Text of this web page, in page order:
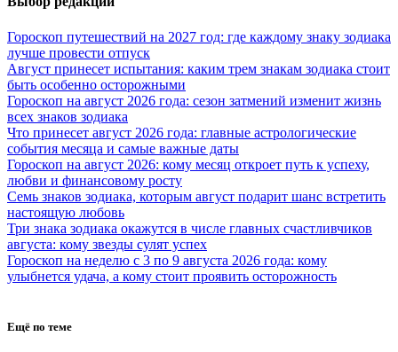
Гороскоп путешествий на 2027 год: где каждому знаку зодиака
лучше провести отпуск
Август принесет испытания: каким трем знакам зодиака стоит
быть особенно осторожными
Гороскоп на август 2026 года: сезон затмений изменит жизнь
всех знаков зодиака
Что принесет август 2026 года: главные астрологические
события месяца и самые важные даты
Гороскоп на август 2026: кому месяц откроет путь к успеху,
любви и финансовому росту
Семь знаков зодиака, которым август подарит шанс встретить
настоящую любовь
Три знака зодиака окажутся в числе главных счастливчиков
августа: кому звезды сулят успех
Гороскоп на неделю с 3 по 9 августа 2026 года: кому
улыбнется удача, а кому стоит проявить осторожность
Ещё по теме